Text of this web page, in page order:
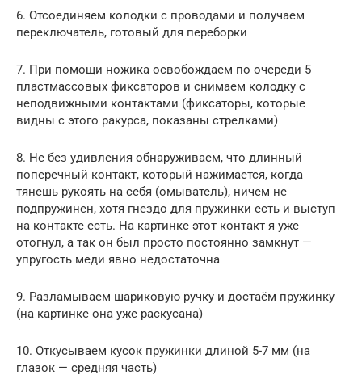
6. Отсоединяем колодки с проводами и получаем
переключатель, готовый для переборки
7. При помощи ножика освобождаем по очереди 5
пластмассовых фиксаторов и снимаем колодку с
неподвижными контактами (фиксаторы, которые
видны с этого ракурса, показаны стрелками)
8. Не без удивления обнаруживаем, что длинный
поперечный контакт, который нажимается, когда
тянешь рукоять на себя (омыватель), ничем не
подпружинен, хотя гнездо для пружинки есть и выступ
на контакте есть. На картинке этот контакт я уже
отогнул, а так он был просто постоянно замкнут —
упругость меди явно недостаточна
9. Разламываем шариковую ручку и достаём пружинку
(на картинке она уже раскусана)
10. Откусываем кусок пружинки длиной 5-7 мм (на
глазок — средняя часть)